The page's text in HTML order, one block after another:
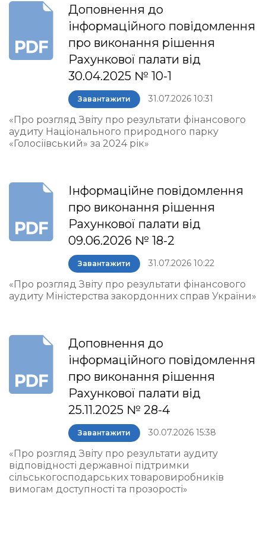
Доповнення до
інформаційного повідомлення
про виконання рішення
Рахункової палати від
30.04.2025 № 10-1
Завантажити 31.07.2026 10:31
«Про розгляд Звіту про результати фінансового
аудиту Національного природного парку
«Голосіївський» за 2024 рік»
Інформаційне повідомлення
про виконання рішення
Рахункової палати від
09.06.2026 № 18-2
Завантажити 31.07.2026 10:22
«Про розгляд Звіту про результати фінансового
аудиту Міністерства закордонних справ України»
Доповнення до
інформаційного повідомлення
про виконання рішення
Рахункової палати від
25.11.2025 № 28-4
Завантажити 30.07.2026 15:38
«Про розгляд Звіту про результати аудиту
відповідності державної підтримки
сільськогосподарських товаровиробників
вимогам доступності та прозорості»